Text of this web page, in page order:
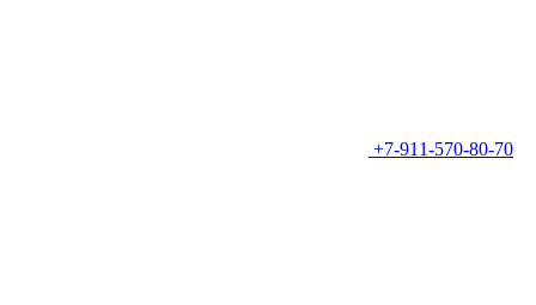
+7-911-570-80-70